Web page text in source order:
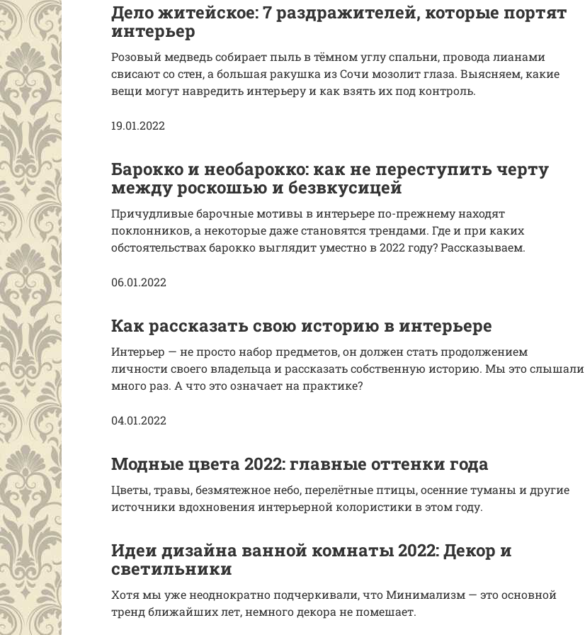
Дело житейское: 7 раздражителей, которые портят
интерьер
Розовый медведь собирает пыль в тёмном углу спальни, провода лианами
свисают со стен, а большая ракушка из Сочи мозолит глаза. Выясняем, какие
вещи могут навредить интерьеру и как взять их под контроль.
19.01.2022
Барокко и необарокко: как не переступить черту
между роскошью и безвкусицей
Причудливые барочные мотивы в интерьере по-прежнему находят
поклонников, а некоторые даже становятся трендами. Где и при каких
обстоятельствах барокко выглядит уместно в 2022 году? Рассказываем.
06.01.2022
Как рассказать свою историю в интерьере
Интерьер — не просто набор предметов, он должен стать продолжением
личности своего владельца и рассказать собственную историю. Мы это слышали
много раз. А что это означает на практике?
04.01.2022
Модные цвета 2022: главные оттенки года
Цветы, травы, безмятежное небо, перелётные птицы, осенние туманы и другие
источники вдохновения интерьерной колористики в этом году.
Идеи дизайна ванной комнаты 2022: Декор и
светильники
Хотя мы уже неоднократно подчеркивали, что Минимализм — это основной
тренд ближайших лет, немного декора не помешает.